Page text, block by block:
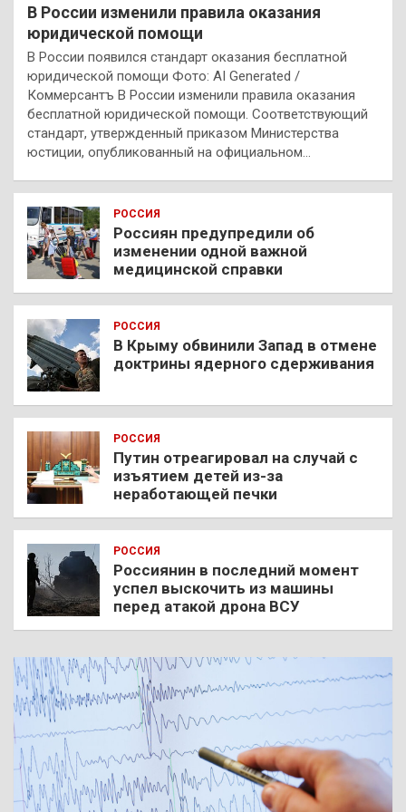
В России изменили правила оказания
юридической помощи
В России появился стандарт оказания бесплатной
юридической помощи Фото: AI Generated /
Коммерсантъ В России изменили правила оказания
бесплатной юридической помощи. Соответствующий
стандарт, утвержденный приказом Министерства
юстиции, опубликованный на официальном…
РОССИЯ
Россиян предупредили об
изменении одной важной
медицинской справки
РОССИЯ
В Крыму обвинили Запад в отмене
доктрины ядерного сдерживания
РОССИЯ
Путин отреагировал на случай с
изъятием детей из-за
неработающей печки
РОССИЯ
Россиянин в последний момент
успел выскочить из машины
перед атакой дрона ВСУ